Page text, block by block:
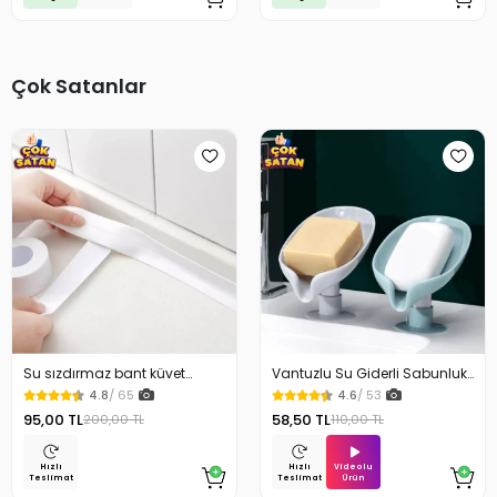
Çok Satanlar
Su sızdırmaz bant küvet
Tezgah tamir bandı
4.8/ 65
95,00 TL200,00 TL
Hızlı
Teslimat
Vantuzlu Su Giderli Sabunluk
Kaymaz 4.6/ 53
58,50 TL110,00 TL
Hızlı
Teslimat
Videolu
Ürün